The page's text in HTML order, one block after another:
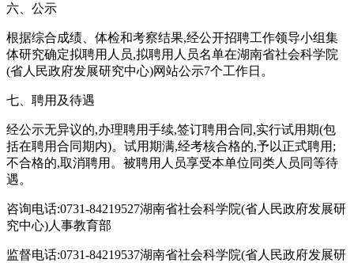
六、公示
根据综合成绩、体检和考察结果,经公开招聘工作领导小组集
体研究确定拟聘用人员,拟聘用人员名单在湖南省社会科学院
(省人民政府发展研究中心)网站公示7个工作日。
七、聘用及待遇
经公示无异议的,办理聘用手续,签订聘用合同,实行试用期(包
括在聘用合同期内)。试用期满,经考核合格的,予以正式聘用;
不合格的,取消聘用。被聘用人员享受本单位同类人员同等待
遇。
咨询电话:0731-84219527湖南省社会科学院(省人民政府发展研
究中心)人事教育部
监督电话:0731-84219537湖南省社会科学院(省人民政府发展研